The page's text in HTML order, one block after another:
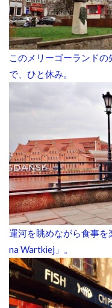
このメリーゴーランド
で、ひと休み。
運河を眺めながら食事
na Wartkiej」。